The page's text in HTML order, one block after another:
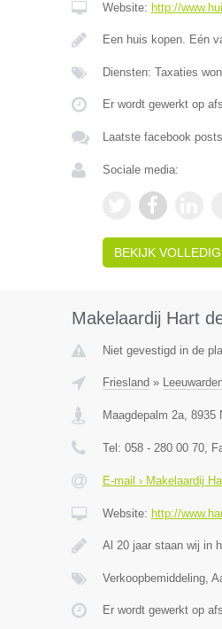
Website: http://
Een huis kopen. Eén
Diensten: Taxaties
Er wordt gewerkt op
Laatste facebook posts
Sociale media:
BEKIJK
Makelaardij Hart
Niet gevestigd in de
Friesland »
Maagdepalm 2a, 8935
Tel: 058 - 280 00 70,
E-mail › Makelaardij
Website: http://
Al 20 jaar staan wij in
Verkoopbemiddeling,
Er wordt gewerkt op